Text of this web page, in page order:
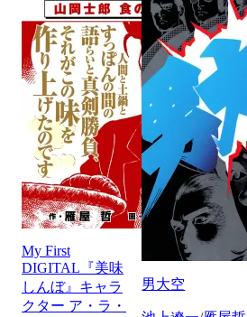
My First
DIGITAL『美味
しんぼ』キャラ
クター ア・ラ・
男大空